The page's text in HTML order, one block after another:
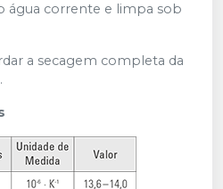
água corrente e limpa sob
a secagem completa da